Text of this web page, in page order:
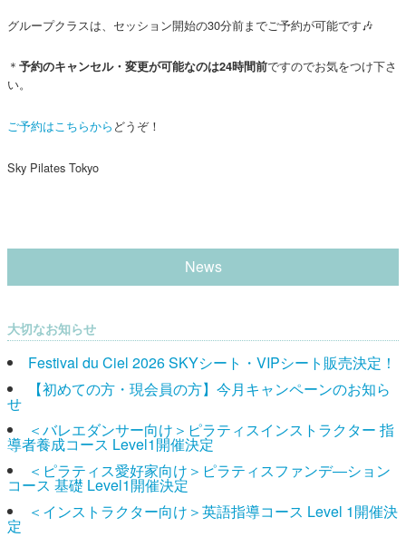
グループクラスは、セッション開始の30分前までご予約が可能です🎶
＊ 予約のキャンセル・変更が可能なのは24時間前ですのでお気をつけ下さ
い。
ご予約はこちらから どうぞ！
Sky Pilates Tokyo
News
大切なお知らせ
Festival du Ciel 2026 SKYシート・VIPシート販売決定！
【初めての方・現会員の方】今月キャンペーンのお知ら
せ
＜バレエダンサー向け＞ピラティスインストラクター 指
導者養成コース Level1開催決定
＜ピラティス愛好家向け＞ピラティスファンデ―ション
コース 基礎 Level1開催決定
＜インストラクター向け＞英語指導コース Level 1開催決
定